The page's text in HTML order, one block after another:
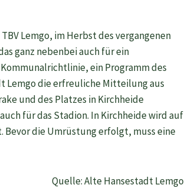
Lemgo, im Herbst des vergangenen
ganz nebenbei auch für ein
ein Programm des
Lemgo die erfreuliche Mitteilung aus
und des Platzes in Kirchheide
für das Stadion. In Kirchheide wird auf
die Umrüstung erfolgt, muss eine
Quelle: Alte Hansestadt Lemgo